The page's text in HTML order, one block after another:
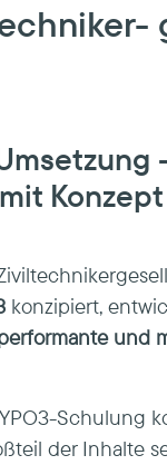
Konzept
konzipiert,
und
Schulung
der Inhalte